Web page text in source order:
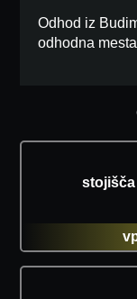
Odhod iz
odhodna